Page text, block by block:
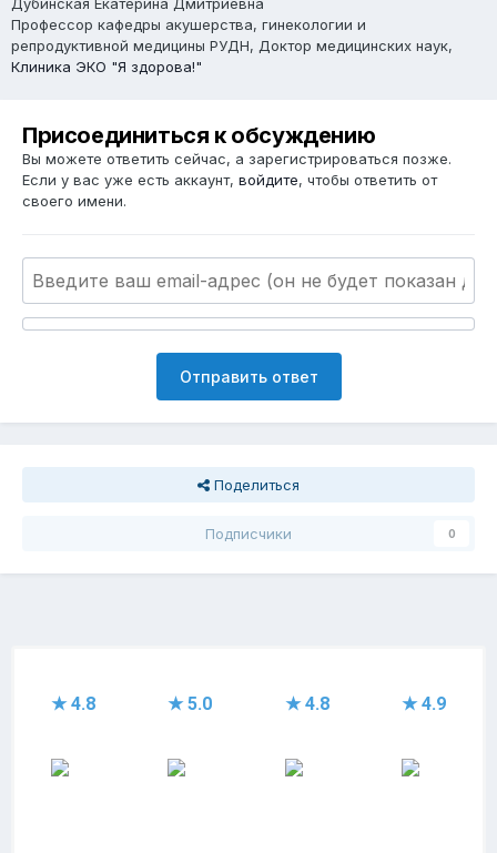
Профессор кафедры акушерства, гинекологии и
репродуктивной медицины РУДН, Доктор медицинских наук,
Клиника ЭКО "Я здорова!"
Присоединиться к обсуждению
Вы можете ответить сейчас, а зарегистрироваться позже.
Если у вас уже есть аккаунт, войдите, чтобы ответить от
своего имени.
Отправить ответ
Поделиться
Подписчики 0
★ 4.8 ★ 5.0 ★ 4.8 ★ 4.9